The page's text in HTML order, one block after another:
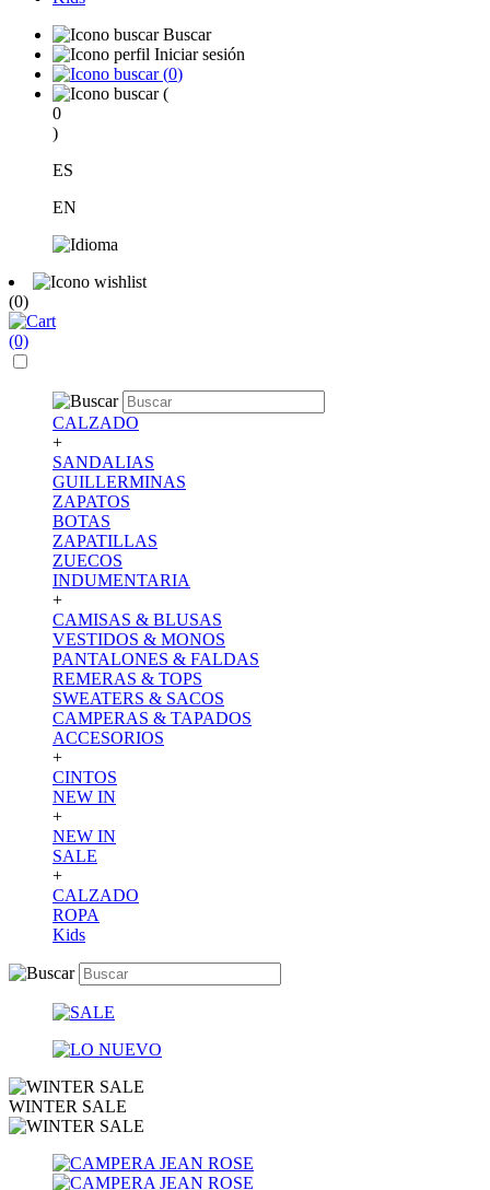
Buscar
Iniciar sesión
(0)
(
0
)
ES
EN
(0)
(0)
CALZADO
+
SANDALIAS
GUILLERMINAS
ZAPATOS
BOTAS
ZAPATILLAS
ZUECOS
INDUMENTARIA
+
CAMISAS & BLUSAS
VESTIDOS & MONOS
PANTALONES & FALDAS
REMERAS & TOPS
SWEATERS & SACOS
CAMPERAS & TAPADOS
ACCESORIOS
+
CINTOS
NEW IN
+
NEW IN
SALE
+
CALZADO
ROPA
Kids
WINTER SALE